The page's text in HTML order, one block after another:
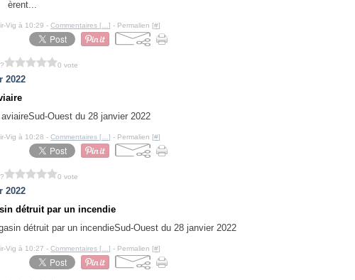
èrent...
Vig à 10:29 -Commentaires [ …] - Permalien [#]
0 vote
2022
Sud-Ouest du 28 janvier 2022
Vig à 10:28 -Commentaires [ …] - Permalien [#]
0 vote
2022
détruit par un incendie
Sud-Ouest du 28 janvier 2022
Vig à 10:27 -Commentaires [ …] - Permalien [#]